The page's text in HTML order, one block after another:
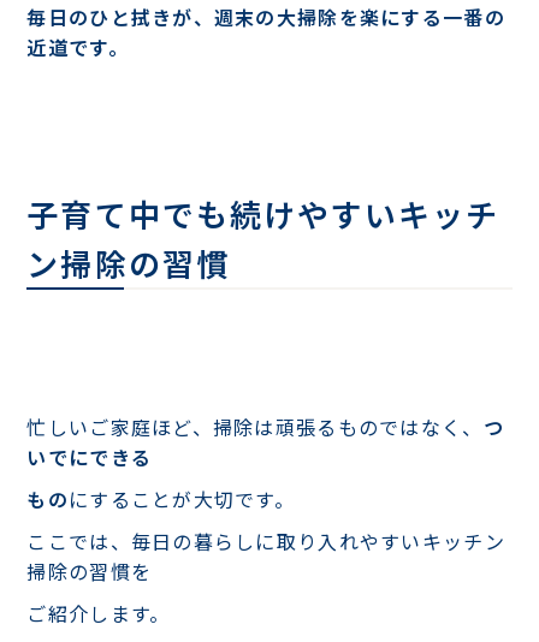
毎日のひと拭きが、週末の大掃除を楽にする一番の
近道です。
子育て中でも続けやすいキッチ
ン掃除の習慣
忙しいご家庭ほど、掃除は頑張るものではなく、 つ
いでにできる
ものにすることが大切です。
ここでは、毎日の暮らしに取り入れやすいキッチン
掃除の習慣を
ご紹介します。